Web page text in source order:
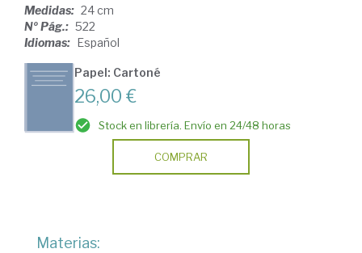
Medidas: 24 cm
Nº Pág.: 522
Idiomas: Español
Papel: Cartoné
26,00 €
Stock en librería. Envío en 24/48 horas
COMPRAR
Materias: